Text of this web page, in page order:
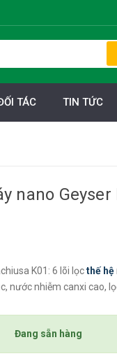
TÁC TIN TỨC
nano Geyser
K01: 6 lõi lọcthế hệ
nước nhiễm canxi cao,
Đang sẵn hàng